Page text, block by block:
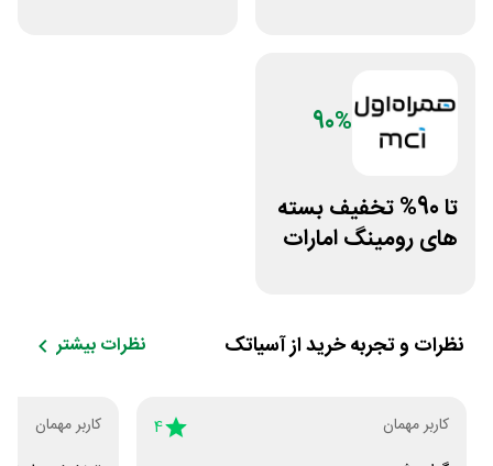
90%
تا 90% تخفیف بسته
های رومینگ امارات
نظرات و تجربه خرید ازآسیاتک نظرات بیشتر
کاربر مهمان 4 کاربر مهمان